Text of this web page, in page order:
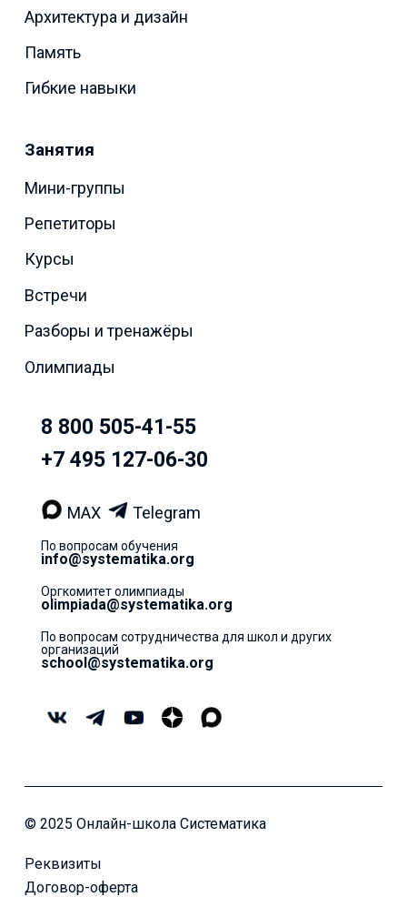
Архитектура и дизайн
Память
Гибкие навыки
Занятия
Мини-группы
Репетиторы
Курсы
Встречи
Разборы и тренажёры
Олимпиады
8 800 505-41-55
+7 495 127-06-30
MAX Telegram
По вопросам обучения
info@systematika.org
Оргкомитет олимпиады
olimpiada@systematika.org
По вопросам сотрудничества для школ и других
организаций
school@systematika.org
© 2025 Онлайн-школа Систематика
Реквизиты
Договор-оферта